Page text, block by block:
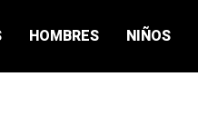
HOMBRES NIÑOS